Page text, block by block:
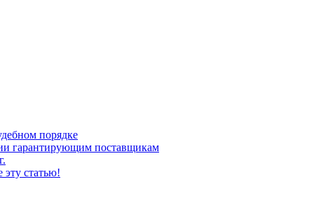
порядке
гарантирующим поставщикам
эту статью!